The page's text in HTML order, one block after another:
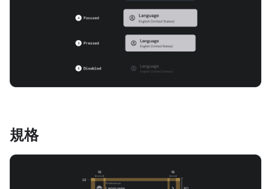
規格